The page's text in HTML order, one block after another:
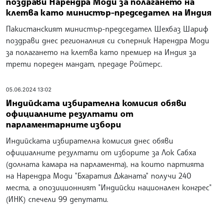
клетва като министър-председател на Индия
Пакистанският министър-председател Шехбаз Шариф
поздрави днес регионалния си съперник Нарендра Моди
за полагането на клетва като премиер на Индия за
трети пореден мандат, предаде Ройтерс.
05.06.2024 13:02
Индийската избирателна комисия обяви
официалните резултати от
парламентарните избори
Индийската избирателна комисия днес обяви
официалните резултати от изборите за Лок Сабха
(долната камара на парламента), на които партията
на Нарендра Моди "Бхаратия Джаната" получи 240
места, а опозиционният "Индийски национален конгрес"
(ИНК) спечели 99 депутати.